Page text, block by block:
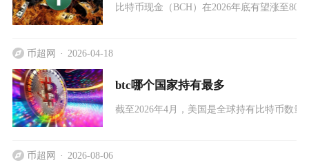
比特币现金（BCH）在2026年底有望涨至
币超网 2026-04-18
btc哪个国家持有最多
截至2026年4月，美国是全球持有比特币数
币超网 2026-08-06